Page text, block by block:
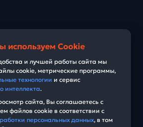
используем Cookie
и лучшей работы сайта мы
cookie, метрические программы,
технологии и сервис
интеллекта.
сайта, Вы соглашаетесь с
файлов cookie в соответствии с
персональных данных, в том